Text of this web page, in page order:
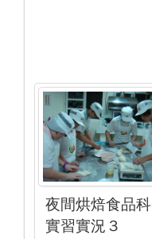
夜間烘焙食品科
實習實況３